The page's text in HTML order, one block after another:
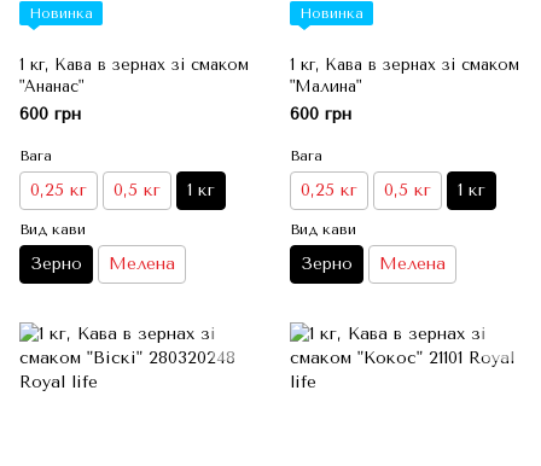
Новинка
1 кг, Кава в зернах зі смаком
"Ананас"
600 грн
Вага
0,25 кг 0,5 кг 1 кг
Вид кави
Зерно Мелена
Новинка
1 кг, Кава в зернах зі смаком
"Малина"
600 грн
Вага
0,25 кг 0,5 кг 1 кг
Вид кави
Зерно Мелена